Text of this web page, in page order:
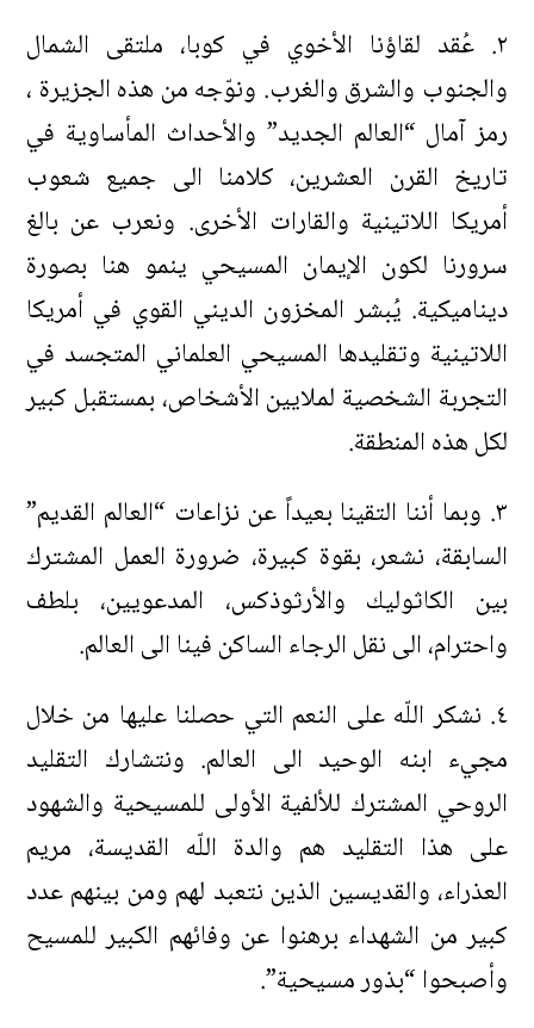
٢. عُقد لقاؤنا الأخوي في كوبا، ملتقى الشمال
والجنوب والشرق والغرب. ونوّجه من هذه الجزيرة ،
رمز آمال “العالم الجديد” والأحداث المأساوية في
تاريخ القرن العشرين، كلامنا الى جميع شعوب
أمريكا اللاتينية والقارات الأخرى. ونعرب عن بالغ
سرورنا لكون الإيمان المسيحي ينمو هنا بصورة
ديناميكية. يُبشر المخزون الديني القوي في أمريكا
اللاتينية وتقليدها المسيحي العلماني المتجسد في
التجربة الشخصية لملايين الأشخاص، بمستقبل كبير
لكل هذه المنطقة.
٣. وبما أننا التقينا بعيداً عن نزاعات “العالم القديم”
السابقة، نشعر، بقوة كبيرة، ضرورة العمل المشترك
بين الكاثوليك والأرثوذكس، المدعويين، بلطف
واحترام، الى نقل الرجاء الساكن فينا الى العالم.
٤. نشكر اللّه على النعم التي حصلنا عليها من خلال
مجيء ابنه الوحيد الى العالم. ونتشارك التقليد
الروحي المشترك للألفية الأولى للمسيحية والشهود
على هذا التقليد هم والدة اللّه القديسة، مريم
العذراء، والقديسين الذين نتعبد لهم ومن بينهم عدد
كبير من الشهداء برهنوا عن وفائهم الكبير للمسيح
وأصبحوا “بذور مسيحية”.